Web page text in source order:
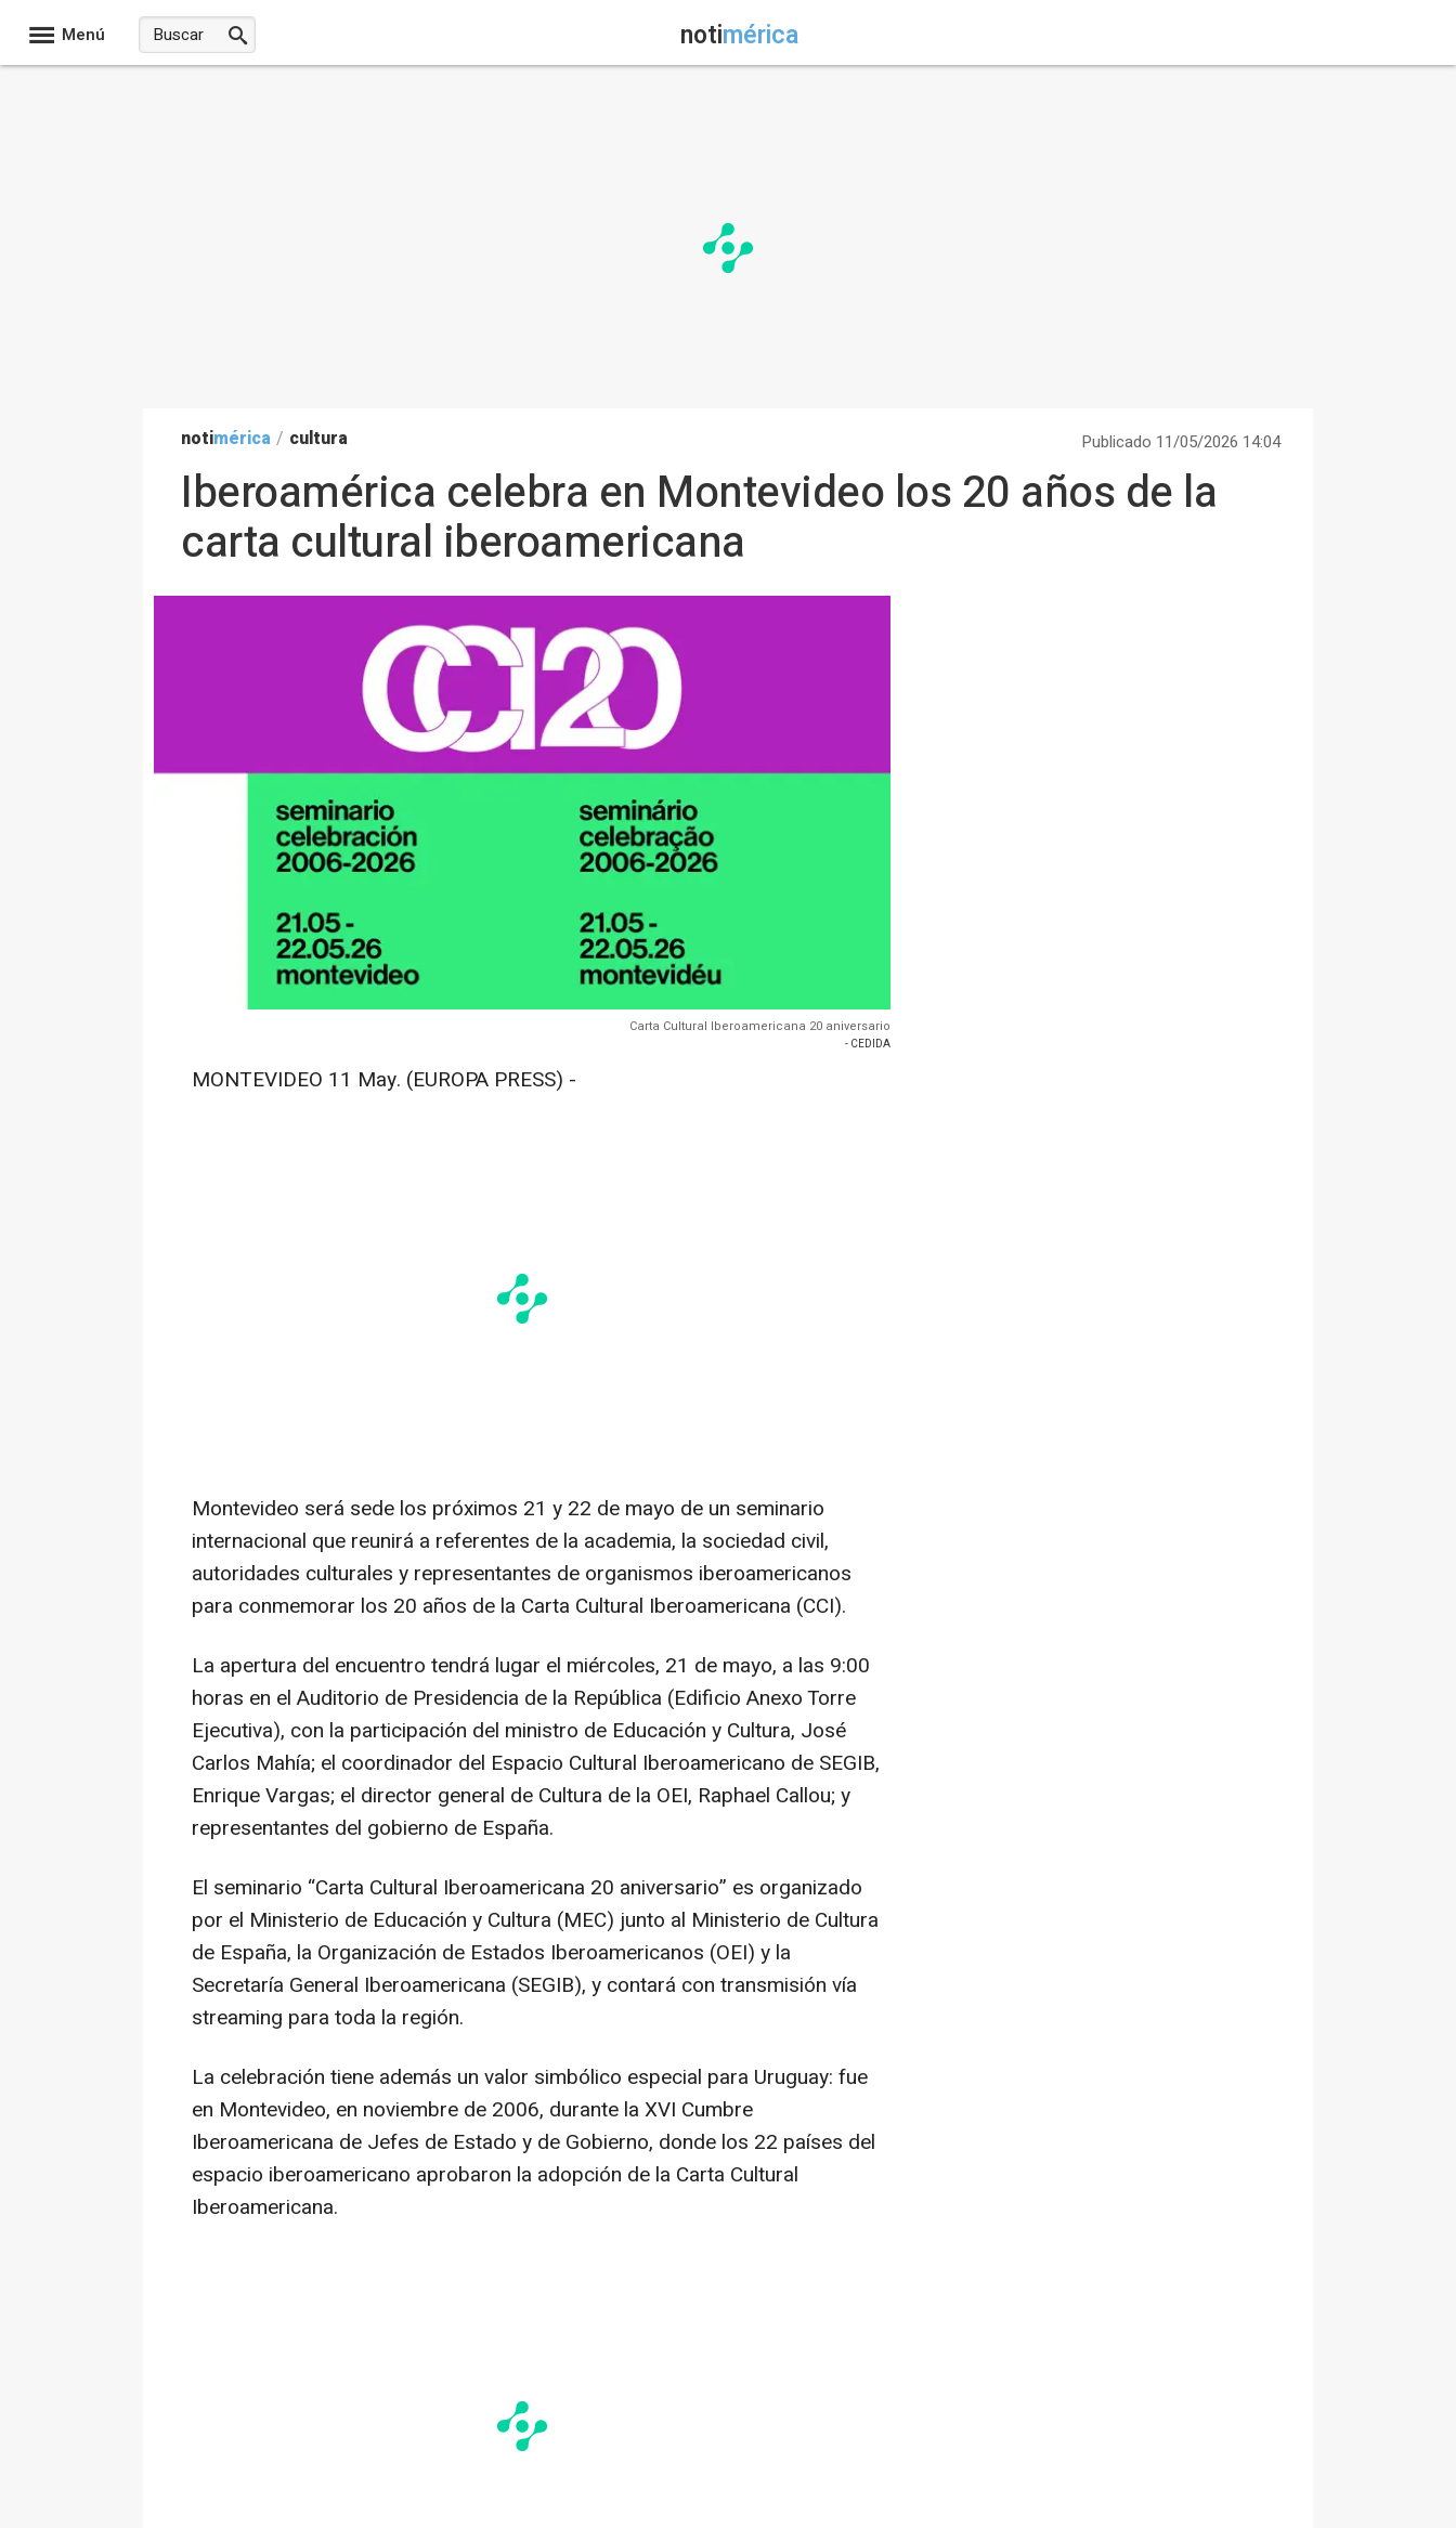
Menú notimérica
notimérica / cultura Publicado 11/05/2026 14:04
Iberoamérica celebra en Montevideo los 20 años de la
carta cultural iberoamericana
Carta Cultural Iberoamericana 20 aniversario
- CEDIDA
MONTEVIDEO 11 May. (EUROPA PRESS) -
Montevideo será sede los próximos 21 y 22 de mayo de un seminario
internacional que reunirá a referentes de la academia, la sociedad civil,
autoridades culturales y representantes de organismos iberoamericanos
para conmemorar los 20 años de la Carta Cultural Iberoamericana (CCI).
La apertura del encuentro tendrá lugar el miércoles, 21 de mayo, a las 9:00
horas en el Auditorio de Presidencia de la República (Edificio Anexo Torre
Ejecutiva), con la participación del ministro de Educación y Cultura, José
Carlos Mahía; el coordinador del Espacio Cultural Iberoamericano de SEGIB,
Enrique Vargas; el director general de Cultura de la OEI, Raphael Callou; y
representantes del gobierno de España.
El seminario “Carta Cultural Iberoamericana 20 aniversario” es organizado
por el Ministerio de Educación y Cultura (MEC) junto al Ministerio de Cultura
de España, la Organización de Estados Iberoamericanos (OEI) y la
Secretaría General Iberoamericana (SEGIB), y contará con transmisión vía
streaming para toda la región.
La celebración tiene además un valor simbólico especial para Uruguay: fue
en Montevideo, en noviembre de 2006, durante la XVI Cumbre
Iberoamericana de Jefes de Estado y de Gobierno, donde los 22 países del
espacio iberoamericano aprobaron la adopción de la Carta Cultural
Iberoamericana.